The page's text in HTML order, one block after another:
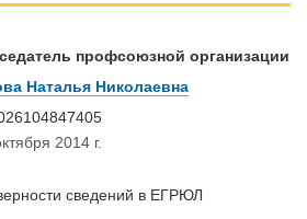
профсоюзной организации
Наталья Николаевна
2014 г.
сведений в ЕГРЮЛ